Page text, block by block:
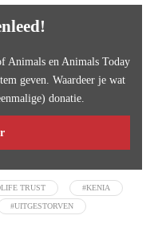
Animals en Animals Today
geven. Waardeer je wat
donatie.
TRUST #KENIA
#UITGESTORVEN